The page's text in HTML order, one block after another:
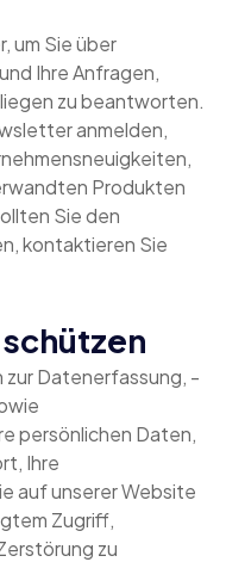
um Sie über
Ihre Anfragen,
zu beantworten.
anmelden,
Produkten
Sie den
kontaktieren Sie
Datenerfassung, -
persönlichen Daten,
Ihre
auf unserer Website
Zugriff,
zu